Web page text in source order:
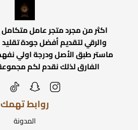
اكثر من مجرد متجر عامل
والرقي لتقديم أفضل جودة
ماستر طبق الأصل ودرجة اولي
الفارق لذلك نقدم لكم
روابط تهمك
المدونة